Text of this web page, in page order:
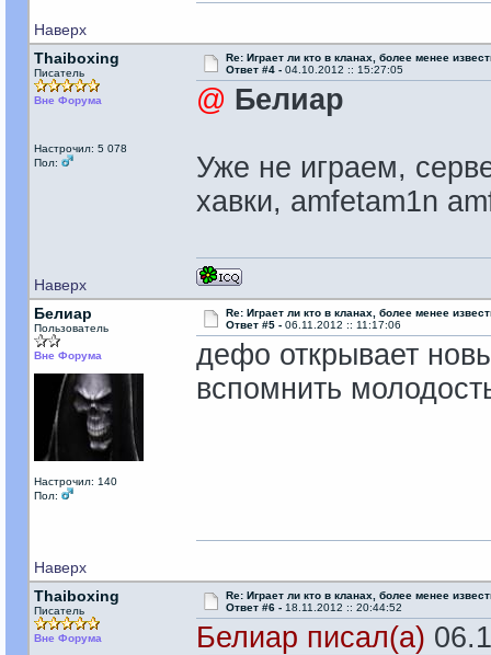
Наверх
Thaiboxing
Писатель
Вне Форума
Настрочил: 5 078
Пол:
Re: Играет ли кто в кланах, более менее
Ответ #4 - 04.10.2012 :: 15:27:05
@ Белиар
Уже не играем,
хавки, amfetam1n
Наверх
Белиар
Пользователь
Вне Форума
Настрочил: 140
Пол:
Re: Играет ли кто в кланах, более менее
Ответ #5 - 06.11.2012 :: 11:17:06
дефо открывает
вспомнить
Наверх
Thaiboxing
Писатель
Вне Форума
Re: Играет ли кто в кланах, более менее
Ответ #6 - 18.11.2012 :: 20:44:52
Белиар писал(а)